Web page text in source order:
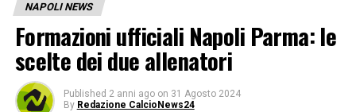
NAPOLI NEWS
Formazioni ufficiali Napoli Parma: le
scelte dei due allenatori
Published 2 anni ago on 31 Agosto 2024
By Redazione CalcioNews24